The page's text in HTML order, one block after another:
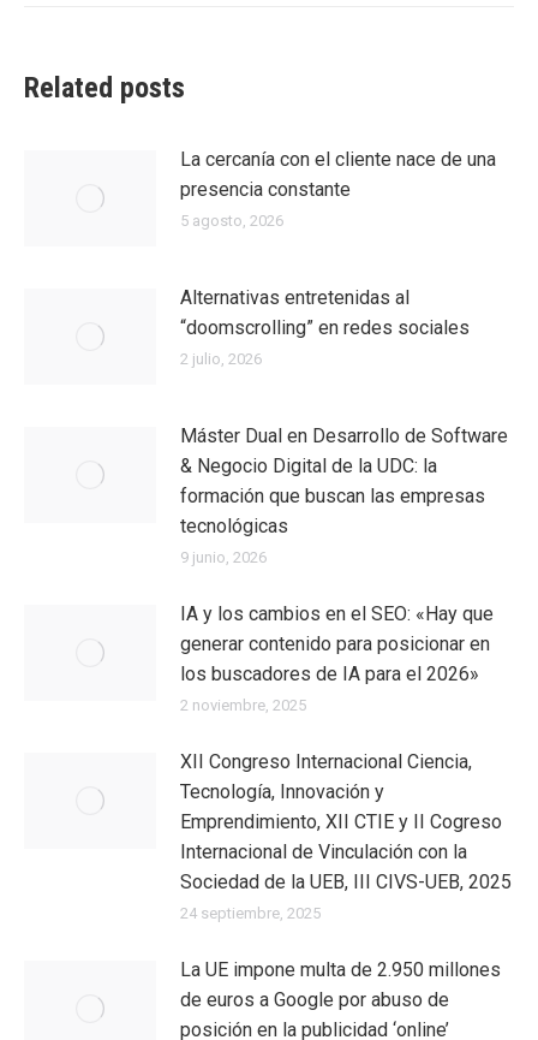
Related posts
La cercanía con el cliente nace de una
presencia constante
5 agosto, 2026
Alternativas entretenidas al
“doomscrolling” en redes sociales
2 julio, 2026
Máster Dual en Desarrollo de Software
& Negocio Digital de la UDC: la
formación que buscan las empresas
tecnológicas
9 junio, 2026
IA y los cambios en el SEO: «Hay que
generar contenido para posicionar en
los buscadores de IA para el 2026»
2 noviembre, 2025
XII Congreso Internacional Ciencia,
Tecnología, Innovación y
Emprendimiento, XII CTIE y II Cogreso
Internacional de Vinculación con la
Sociedad de la UEB, III CIVS-UEB, 2025
24 septiembre, 2025
La UE impone multa de 2.950 millones
de euros a Google por abuso de
posición en la publicidad ‘online’